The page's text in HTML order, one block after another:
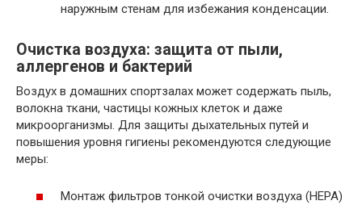
наружным стенам для избежания конденсации.
Очистка воздуха: защита от пыли,
аллергенов и бактерий
Воздух в домашних спортзалах может содержать пыль,
волокна ткани, частицы кожных клеток и даже
микроорганизмы. Для защиты дыхательных путей и
повышения уровня гигиены рекомендуются следующие
меры:
Монтаж фильтров тонкой очистки воздуха (HEPA)